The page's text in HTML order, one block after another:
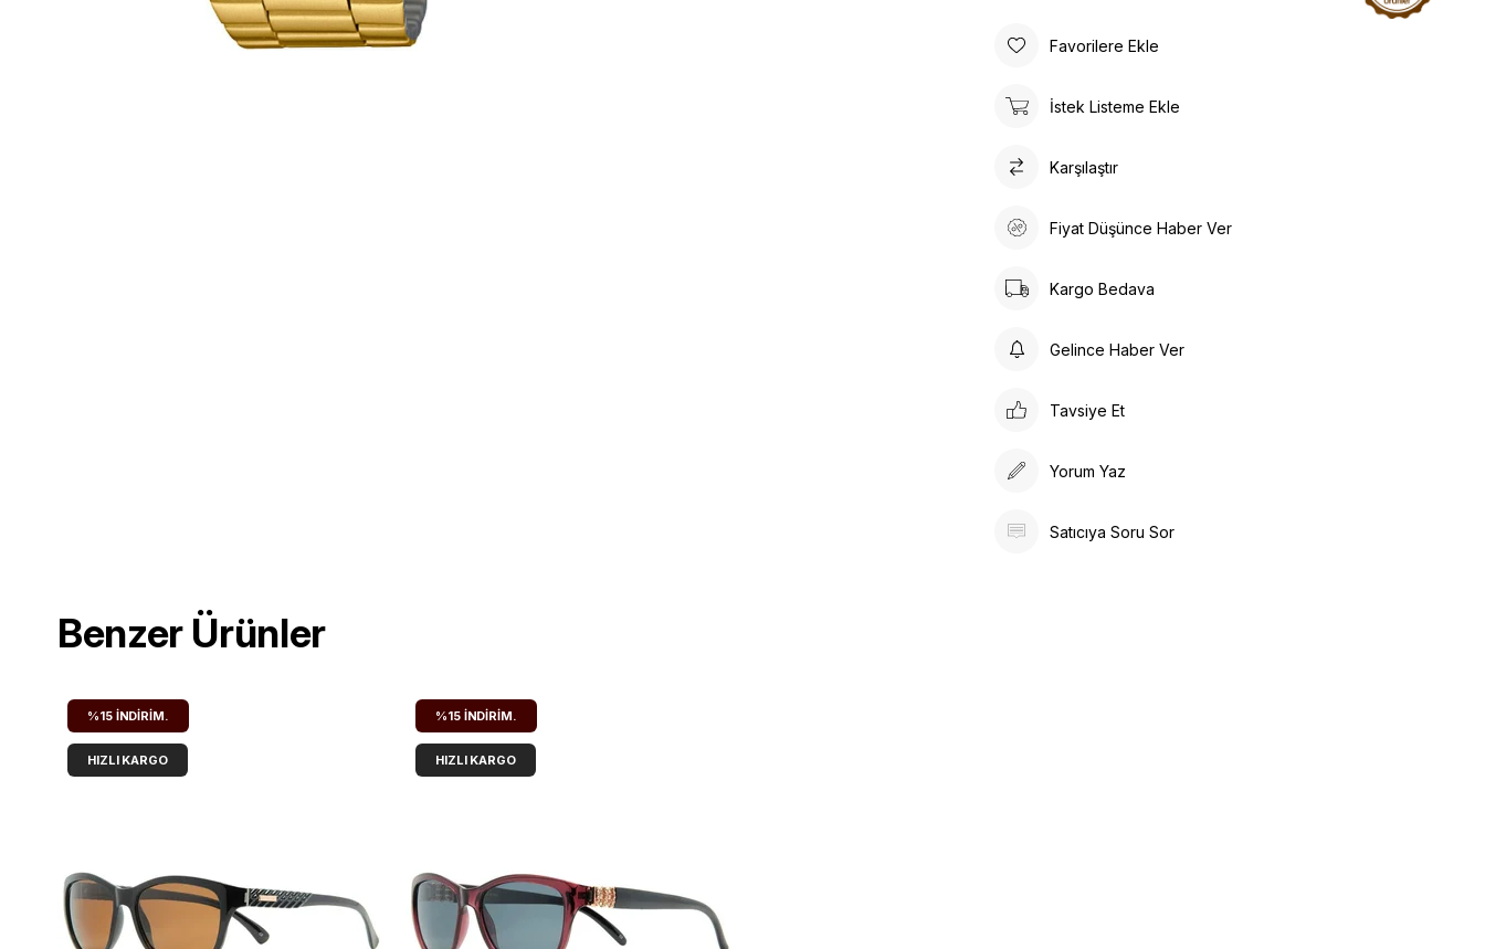
Favorilere Ekle
İstek Listeme Ekle
Karşılaştır
Fiyat Düşünce Haber Ver
Kargo Bedava
Gelince Haber Ver
Tavsiye Et
Yorum Yaz
Satıcıya Soru Sor
Benzer Ürünler
%15 İNDIRIM.
HIZLI KARGO
%15 İNDIRIM.
HIZLI KARGO